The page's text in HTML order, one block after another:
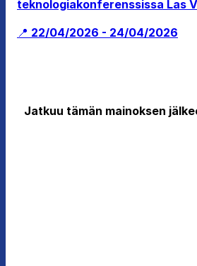
teknologiakonferenssissa Las
📍 22/04/2026 - 24/04/2026
Jatkuu tämän mainoksen